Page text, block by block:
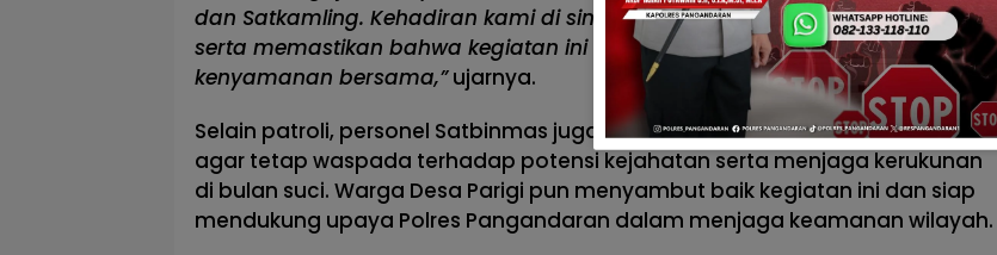
dan Satkamling. Kehadiran kami di sini juga untuk memberikan pembinaan
serta memastikan bahwa kegiatan ini berjalan dengan baik demi
kenyamanan bersama,”ujarnya.
Selain patroli, personel Satbinmas juga memberikan imbauan kepada warga
agar tetap waspada terhadap potensi kejahatan serta menjaga kerukunan
di bulan suci. Warga Desa Parigi pun menyambut baik kegiatan ini dan siap
mendukung upaya Polres Pangandaran dalam menjaga keamanan wilayah.